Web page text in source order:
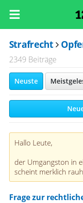
Strafrecht
2349 Beiträge
Neuste
Hallo Leute,
der Umgangston in
scheint merklich
Frage zur